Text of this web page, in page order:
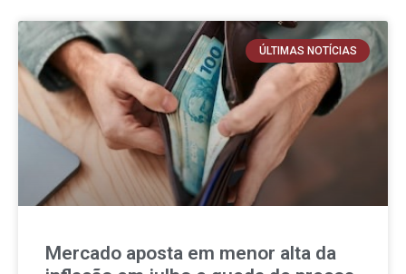
ÚLTIMAS NOTÍCIAS
Mercado aposta em menor alta da